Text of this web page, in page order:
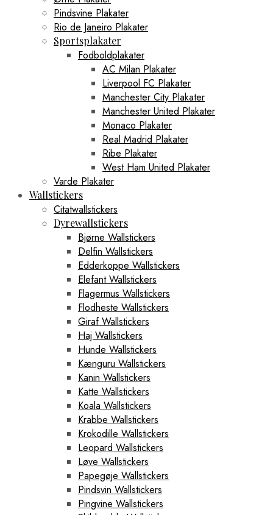
Pindsvine Plakater
Rio de Janeiro Plakater
Sportsplakater
Fodboldplakater
AC Milan Plakater
Liverpool FC Plakater
Manchester City Plakater
Manchester United Plakater
Monaco Plakater
Real Madrid Plakater
Ribe Plakater
West Ham United Plakater
Varde Plakater
Wallstickers
Citatwallstickers
Dyrewallstickers
Bjørne Wallstickers
Delfin Wallstickers
Edderkoppe Wallstickers
Elefant Wallstickers
Flagermus Wallstickers
Flodheste Wallstickers
Giraf Wallstickers
Haj Wallstickers
Hunde Wallstickers
Kænguru Wallstickers
Kanin Wallstickers
Katte Wallstickers
Koala Wallstickers
Krabbe Wallstickers
Krokodille Wallstickers
Leopard Wallstickers
Løve Wallstickers
Papegøje Wallstickers
Pindsvin Wallstickers
Pingvine Wallstickers